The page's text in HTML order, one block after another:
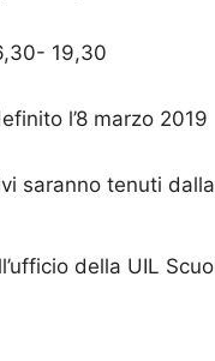
19,30
l’8 marzo 2019
saranno tenuti
della UIL